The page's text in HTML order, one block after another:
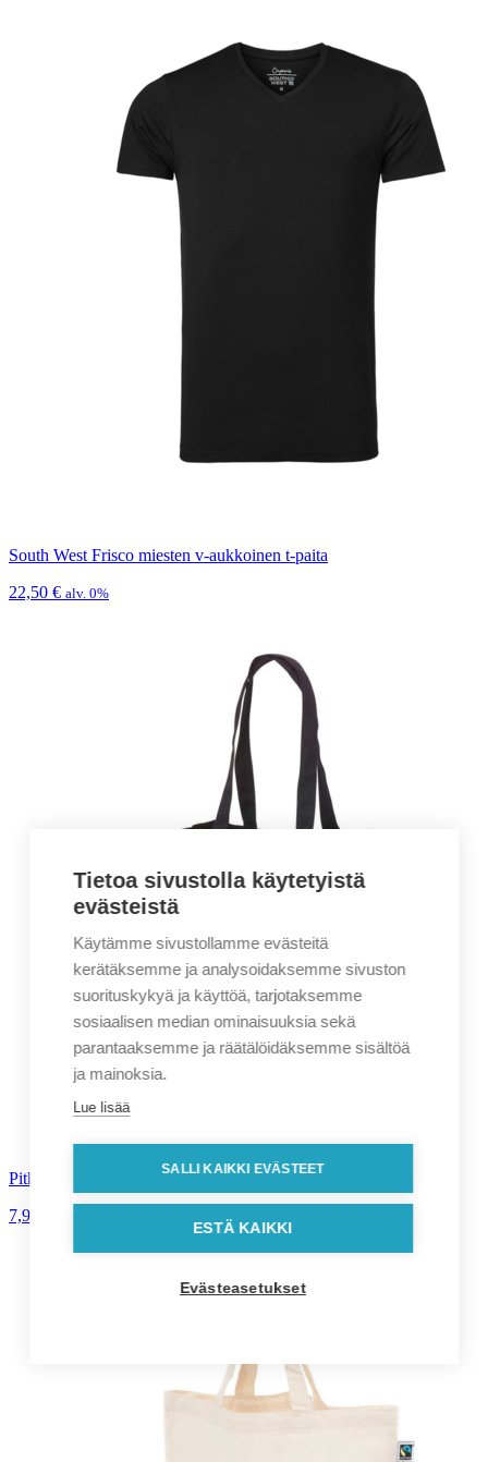
South West Frisco miesten v-aukkoinen t-paita
22,50 € alv. 0%
Pitkäkahvainen Fair Trade puuvillakassi
7,90
Tietoa sivustolla käytetyistä
evästeistä
Käytämme sivustollamme evästeitä
kerätäksemme ja analysoidaksemme sivuston
suorituskykyä ja käyttöä, tarjotaksemme
sosiaalisen median ominaisuuksia sekä
parantaaksemme ja räätälöidäksemme sisältöä
ja mainoksia.
Lue lisää
SALLI KAIKKI EVÄSTEET
ESTÄ KAIKKI
Evästeasetukset